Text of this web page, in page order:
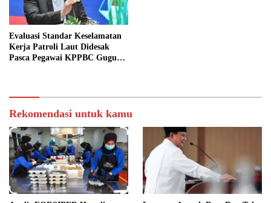
Evaluasi Standar Keselamatan
Kerja Patroli Laut Didesak
Pasca Pegawai KPPBC Gugur
Rekomendasi untuk kamu